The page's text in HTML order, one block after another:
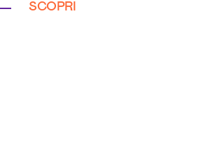
SCOPRI